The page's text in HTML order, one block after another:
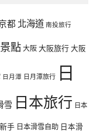
都 北海道 南投旅行
點大阪大阪旅行大阪
日月潭 日月潭旅行 日
雪 日本旅行 日本
手 日本滑雪自助 日本滑